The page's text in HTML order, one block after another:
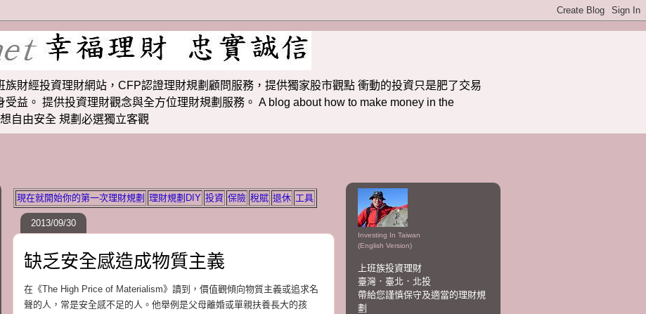
族財經投資理財網站，CFP認證理財規劃顧問服務，提供獨家股市觀點 衝動的投資只是肥了交易
受益。 提供投資理財觀念與全方位理財規劃服務。 A blog about how to make money in the
自由安全 規劃必選獨立客觀
現在就開始你的第一次理財規劃 理財規劃DIY 投資 保險 稅賦 退休 工具
2013/09/30
缺乏安全感造成物質主義
在《The High Price of Materialism》讀到，價值觀傾向物質主義或追求名
聲的人，常是安全感不足的人。他舉例是父母離婚或單親扶養長大的孩
Investing In Taiwan
(English Version)
上班族投資理財
臺灣．臺北．北投
帶給您謹慎保守及適當的理財規
劃